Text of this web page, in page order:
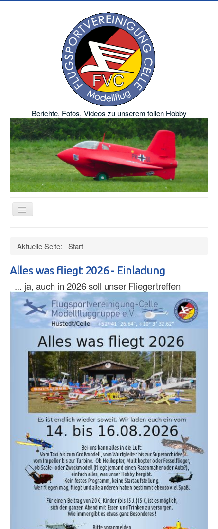
Berichte, Fotos, Videos zu unserem tollen Hobby
Navigation
an/aus
Datenschutz
Impressum
Termine
Wind
Hangar
Videos
Museum
Mitglieder
Presseschau
Ältere Artikel
Aktuelle Seite: Start
Alles was fliegt 2026 - Einladung
... ja, auch in 2026 soll unser Fliegertreffen